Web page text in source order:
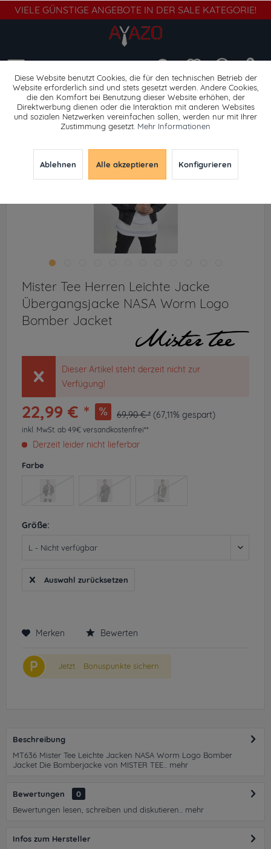
VIELE GÜNSTIGE ANGEBOTE IN DER SALE KATEGORIE!
Leichte Jacken
Mister Tee Herren Leichte Jacke
Übergangsjacke NASA Worm Logo
Bomber Jacket
Dieser Artikel steht derzeit nicht zur
Verfügung!
22,99 € * 69,90 € * (67,11% gespart)
inkl. MwSt. ab 49€ versandkostenfrei**
Derzeit leider nicht lieferbar
Farbe
Größe:
Auswahl zurücksetzen
Merken Bewerten
P Jetzt Bonuspunkte sichern
Beschreibung
MT636 Mister Tee Leichte Jacken NASA Worm Logo Bomber
Jacket Die Bomberjacke von MISTER TEE...
mehr
Bewertungen
0
Bewertungen lesen, schreiben und diskutieren...
mehr
Infos zum Hersteller
Diese Website benutzt Cookies, die für den technischen Betrieb der
Website erforderlich sind und stets gesetzt werden. Andere Cookies,
die den Komfort bei Benutzung dieser Website erhöhen, der
Direktwerbung dienen oder die Interaktion mit anderen Websites
und sozialen Netzwerken vereinfachen sollen, werden nur mit Ihrer
Zustimmung gesetzt. Mehr Informationen
Ablehnen Alle akzeptieren Konfigurieren